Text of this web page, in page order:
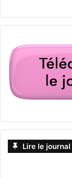
Lire le